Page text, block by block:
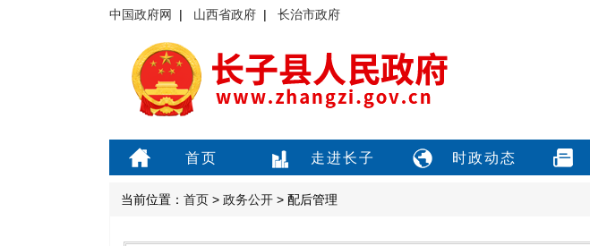
中国政府网 | 山西省政府 | 长治市政府
首页 走进长子 时政动态
当前位置： 首页 > 政务公开 > 配后管理